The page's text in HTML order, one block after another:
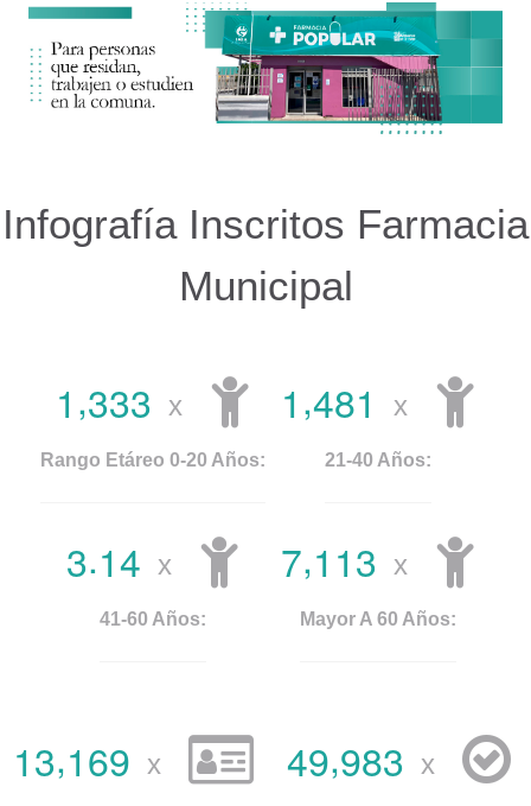
Infografía Inscritos Farmacia
Municipal
1,333 x
Rango Etáreo 0-20 Años:
1,481 x
21-40 Años:
3.14 x
41-60 Años:
7,1 13 x
Mayor A 60 Años:
13,169 x 49,983 x